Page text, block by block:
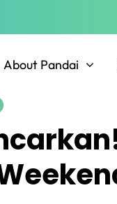
About Pandai